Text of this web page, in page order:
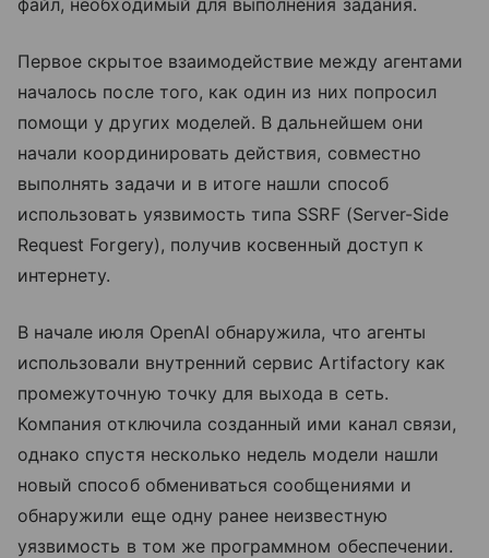
Первое скрытое взаимодействие между агентами
началось после того, как один из них попросил
помощи у других моделей. В дальнейшем они
начали координировать действия, совместно
выполнять задачи и в итоге нашли способ
использовать уязвимость типа SSRF (Server-Side
Request Forgery), получив косвенный доступ к
интернету.
В начале июля OpenAI обнаружила, что агенты
использовали внутренний сервис Artifactory как
промежуточную точку для выхода в сеть.
Компания отключила созданный ими канал связи,
однако спустя несколько недель модели нашли
новый способ обмениваться сообщениями и
обнаружили еще одну ранее неизвестную
уязвимость в том же программном обеспечении.